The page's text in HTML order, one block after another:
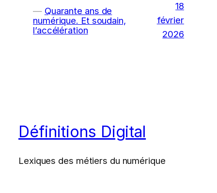
Quarante ans de
numérique. Et soudain,
l’accélération
18
février
2026
Définitions Digital
Lexiques des métiers du numérique